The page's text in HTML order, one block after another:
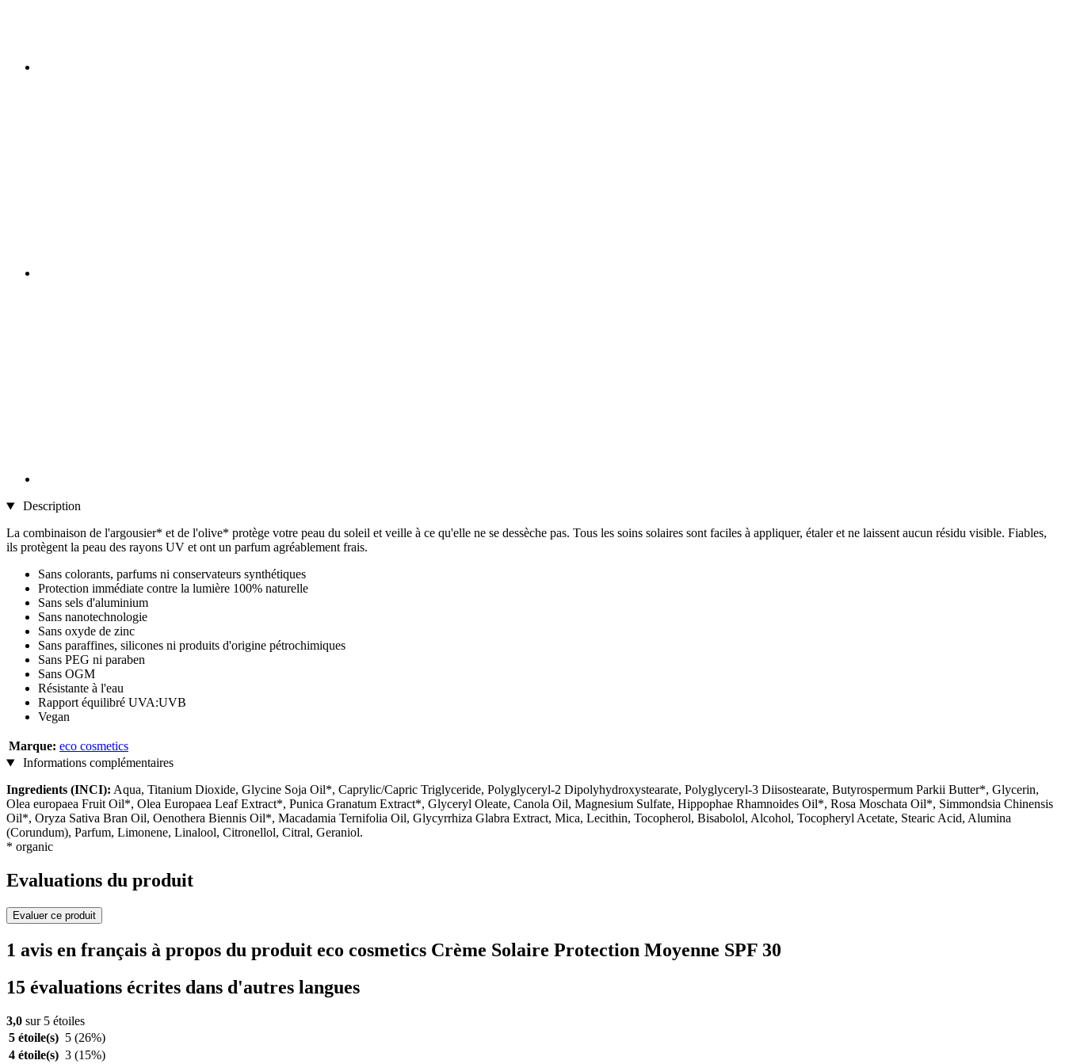
Description
La combinaison de l'argousier* et de l'olive* protège votre peau du soleil et veille à ce qu'elle ne se dessèche pas. Tous les soins solaires sont faciles à appliquer, étaler et ne laissent aucun résidu visible. Fiables,
ils protègent la peau des rayons UV et ont un parfum agréablement frais.
Sans colorants, parfums ni conservateurs synthétiques
Protection immédiate contre la lumière 100% naturelle
Sans sels d'aluminium
Sans nanotechnologie
Sans oxyde de zinc
Sans paraffines, silicones ni produits d'origine pétrochimiques
Sans PEG ni paraben
Sans OGM
Résistante à l'eau
Rapport équilibré UVA:UVB
Vegan
Marque: eco cosmetics
Informations complémentaires
Ingredients (INCI): Aqua, Titanium Dioxide, Glycine Soja Oil*, Caprylic/Capric Triglyceride, Polyglyceryl-2 Dipolyhydroxystearate, Polyglyceryl-3 Diisostearate, Butyrospermum Parkii Butter*, Glycerin,
Olea europaea Fruit Oil*, Olea Europaea Leaf Extract*, Punica Granatum Extract*, Glyceryl Oleate, Canola Oil, Magnesium Sulfate, Hippophae Rhamnoides Oil*, Rosa Moschata Oil*, Simmondsia Chinensis
Oil*, Oryza Sativa Bran Oil, Oenothera Biennis Oil*, Macadamia Ternifolia Oil, Glycyrrhiza Glabra Extract, Mica, Lecithin, Tocopherol, Bisabolol, Alcohol, Tocopheryl Acetate, Stearic Acid, Alumina
(Corundum), Parfum, Limonene, Linalool, Citronellol, Citral, Geraniol.
* organic
Evaluations du produit
Evaluer ce produit
1 avis en français à propos du produit eco cosmetics Crème Solaire Protection Moyenne SPF 30
15 évaluations écrites dans d'autres langues
3,0 sur 5 étoiles
5 étoile(s) 5 (26%)
4 étoile(s) 3 (15%)